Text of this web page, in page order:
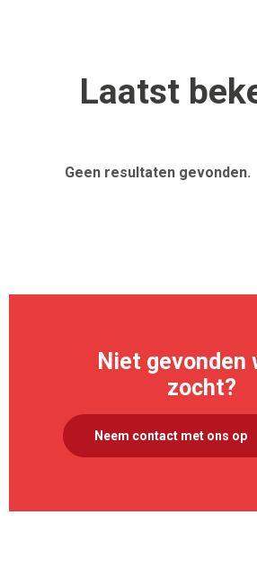
Laatst
Geen resultaten gevonden.
Niet gevonden
zocht?
Neem contact met ons op